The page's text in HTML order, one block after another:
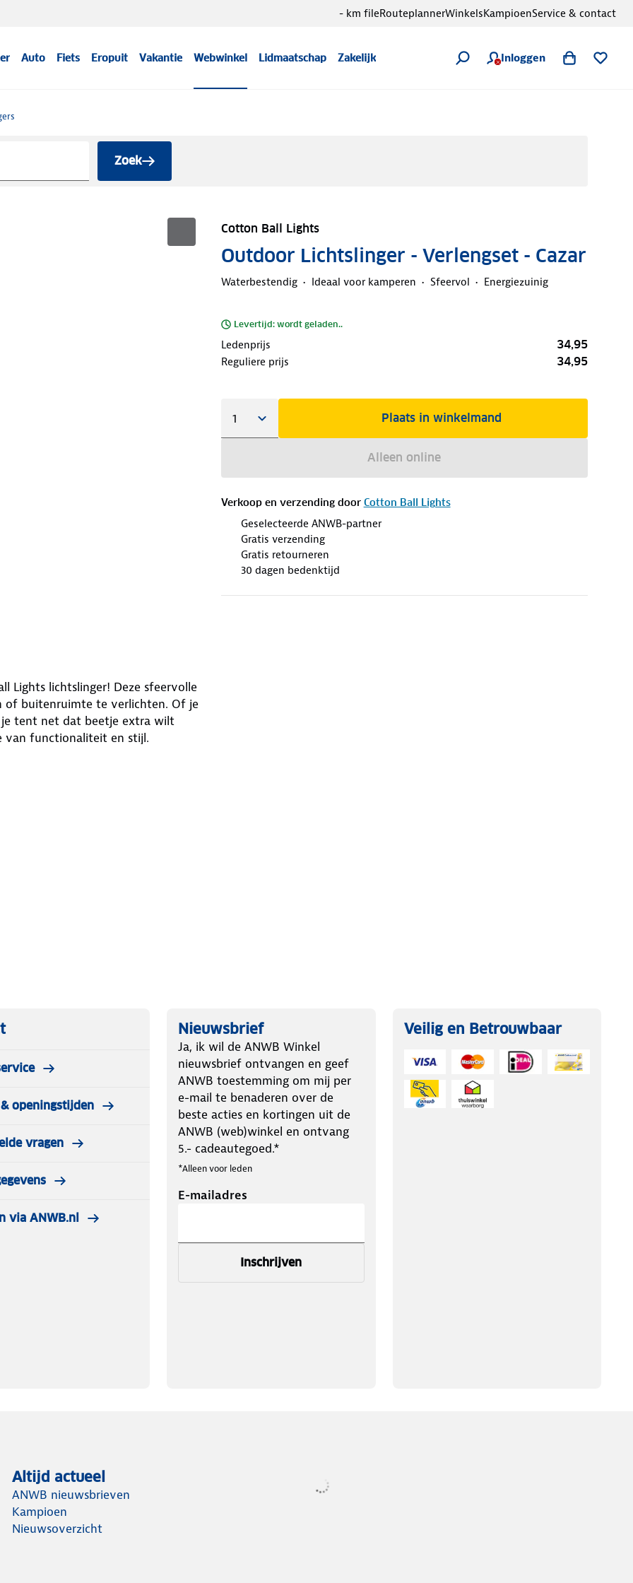
Auto Fiets Eropuit Vakantie Webwinkel Lidmaatschap Zakelijk Inloggen
- km fileRouteplannerWinkelsKampioenService & contact
Zoek
Cotton Ball Lights
Outdoor Lichtslinger - Verlengset - Cazar
Waterbestendig Ideaal voor kamperen Sfeervol Energiezuinig
Levertijd: wordt geladen..
Ledenprijs 34,95
Reguliere prijs 34,95
Plaats in winkelmand
Alleen online
Verkoop en verzending door Cotton Ball Lights
Geselecteerde ANWB-partner
Gratis verzending
Gratis retourneren
30 dagen bedenktijd
Lights lichtslinger! Deze sfeervolle
of buitenruimte te verlichten. Of je
tent net dat beetje extra wilt
van functionaliteit en stijl.
voor op reis.
als buitengebruik.
om jouw kampeerplek een
adapter
eerst voor een Starter kit!
kan) + 2,4 meter aan lampjes.
lichtslinger met 20 lampjes.
Dit is dus een verlengstuk
openingstijden
vragen
via ANWB.nl
Nieuwsbrief
Ja, ik wil de ANWB Winkel
nieuwsbrief ontvangen en geef
ANWB toestemming om mij per
e-mail te benaderen over de
beste acties en kortingen uit de
ANWB (web)winkel en ontvang
5.- cadeautegoed.*
*Alleen voor leden
E-mailadres
Inschrijven
Veilig en Betrouwbaar
Altijd actueel
ANWB nieuwsbrieven
Kampioen
Nieuwsoverzicht